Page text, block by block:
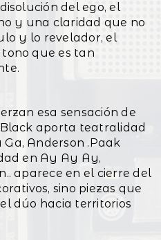
del ego, el
y una claridad que no
y lo revelador, el
que es tan
esa sensación de
aporta teatralidad
Ga, Anderson .Paak
en Ay Ay Ay,
aparece en el cierre del
sino piezas que
dúo hacia territorios